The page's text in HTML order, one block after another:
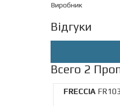
Виробник
Відгуки
Всего 2
FRECCIA